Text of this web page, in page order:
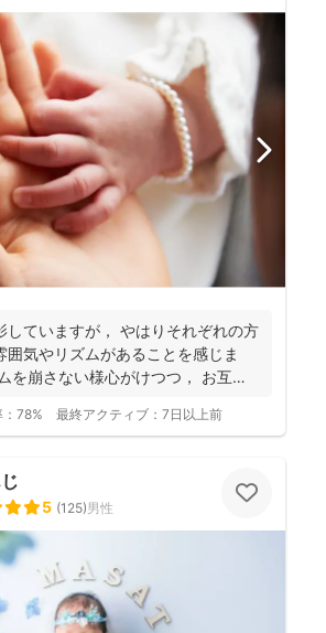
していますが， やはりそれぞれの方
囲気やリズムがあることを感じま
を崩さない様心がけつつ， お互い
78% 最終アクティブ： 7日以上前
5 (125)男性